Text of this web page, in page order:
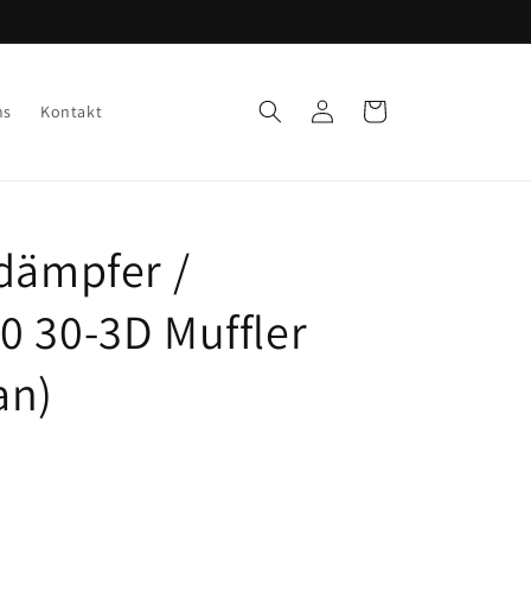
Kontakt EinloggenWarenkorb
/
30-3D Muffler